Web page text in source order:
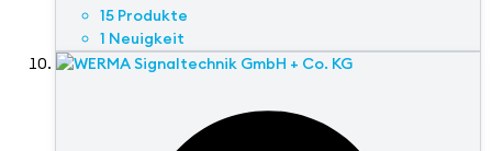
15 Produkte
1 Neuigkeit